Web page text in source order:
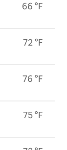
66 °F
72 °F
76 °F
75 °F